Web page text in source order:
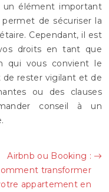
un élément important
de sécuriser la
Cependant, il est
droits en tant que
qui vous convient le
rester vigilant et de
ou des clauses
conseil à un
Airbnb ou Booking :
transformer
appartement en